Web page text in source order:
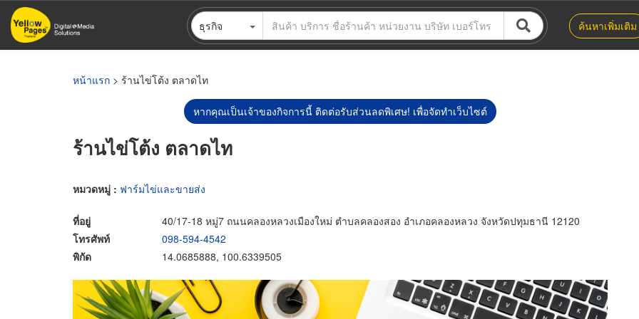
ข้าม
ไป
ธุรกิจ ค้นหาเพิ่มเติม
หน้าแรก > ร้านไข่โต้ง ตลาดไท
หากคุณเป็นเจ้าของกิจการนี้ ติดต่อรับส่วนลดพิเศษ! เพื่อจัดทำเว็บไซต์
ร้านไข่โต้ง ตลาดไท
หมวดหมู่ : ฟาร์มไข่และขายส่ง
ที่อยู่
40/17-18 หมู่7 ถนนคลองหลวงเมืองใหม่ ตำบลคลองสอง อำเภอคลองหลวง จังหวัดปทุมธานี 12120
โทรศัพท์
098-594-4542
พิกัด
14.0685888, 100.6339505